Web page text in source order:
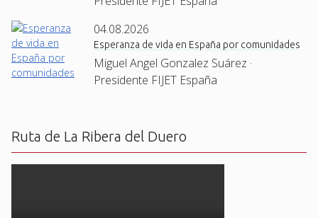
04.08.2026
Esperanza de vida en España por comunidades
Miguel Angel Gonzalez Suárez ·
Presidente FIJET España
Ruta de La Ribera del Duero